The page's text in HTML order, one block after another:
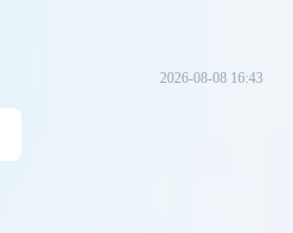
2026-08-08 16:43